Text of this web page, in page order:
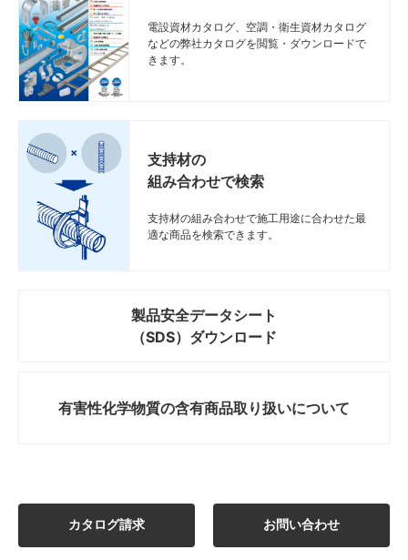
電設資材カタログ、空調・衛生資材カタログ
などの弊社カタログを閲覧・ダウンロードで
きます。
支持材の
組み合わせで検索
支持材の組み合わせで施工用途に合わせた最
適な商品を検索できます。
製品安全データシート
（SDS）ダウンロード
有害性化学物質の含有商品取り扱いについて
カタログ請求 お問い合わせ